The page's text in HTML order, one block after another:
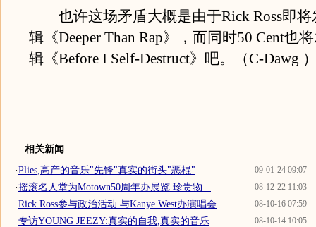
也许这场矛盾大概是由于Rick Ross即将
辑《Deeper Than Rap》，而同时50 Cent也
辑《Before I Self-Destruct》吧。（C-Dawg
相关新闻
09-01-24 09:07
·Plies,高产的音乐"先锋"真实的街头"恶棍"
08-12-22 11:03
·摇滚名人堂为Motown50周年办展览 珍贵物...
08-10-16 07:59
·Rick Ross参与政治活动 与Kanye West办演唱会
08-10-14 10:05
·专访YOUNG JEEZY:真实的自我,真实的音乐